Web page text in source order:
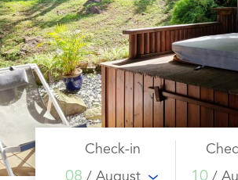
Check-in
08 / August 10 /